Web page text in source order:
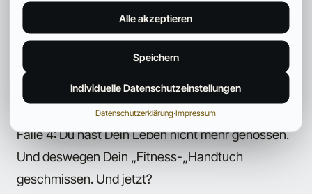
nach ein paar Wochen hattest Du einfach keinen
„Spaß“ mehr. Hinzu kam noch der ständige
Muskelkater. Und das öde Essen. Außerdem
wolltest Du die wöchentliche Kneipentour mit
Deinen Jungs nicht mehr missen.
Falle 4: Du hast Dein Leben nicht mehr genossen.
Und deswegen Dein „Fitness-„Handtuch
geschmissen. Und jetzt?
Alle akzeptieren
Speichern
Individuelle Datenschutzeinstellungen
Datenschutzerklärung·Impressum